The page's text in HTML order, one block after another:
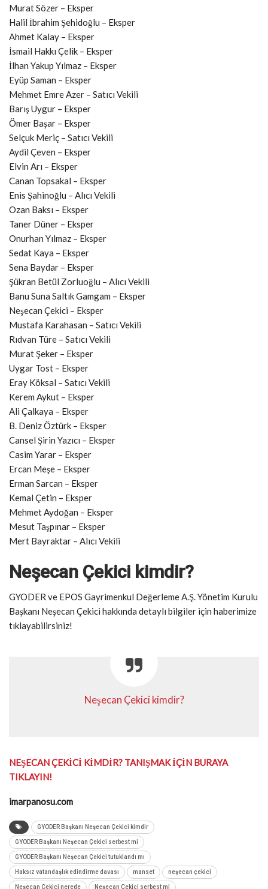
Murat Sözer – Eksper
Halil İbrahim Şehidoğlu – Eksper
Ahmet Kalay – Eksper
İsmail Hakkı Çelik – Eksper
İlhan Yakup Yılmaz – Eksper
Eyüp Saman – Eksper
Mehmet Emre Azer – Satıcı Vekili
Barış Uygur – Eksper
Ömer Başar – Eksper
Selçuk Meriç – Satıcı Vekili
Aydil Çeven – Eksper
Elvin Arı – Eksper
Canan Topsakal – Eksper
Enis Şahinoğlu – Alıcı Vekili
Ozan Baksı – Eksper
Taner Düner – Eksper
Onurhan Yılmaz – Eksper
Sedat Kaya – Eksper
Sena Baydar – Eksper
Şükran Betül Zorluoğlu – Alıcı Vekili
Banu Suna Saltık Gamgam – Eksper
Neşecan Çekici – Eksper
Mustafa Karahasan – Satıcı Vekili
Rıdvan Türe – Satıcı Vekili
Murat Şeker – Eksper
Uygar Tost – Eksper
Eray Köksal – Satıcı Vekili
Kerem Aykut – Eksper
Ali Çalkaya – Eksper
B. Deniz Öztürk – Eksper
Cansel Şirin Yazıcı – Eksper
Casim Yarar – Eksper
Ercan Meşe – Eksper
Erman Sarcan – Eksper
Kemal Çetin – Eksper
Mehmet Aydoğan – Eksper
Mesut Taşpınar – Eksper
Mert Bayraktar – Alıcı Vekili
Neşecan Çekici kimdir?
GYODER ve EPOS Gayrimenkul Değerleme A.Ş. Yönetim Kurulu
Başkanı Neşecan Çekici hakkında detaylı bilgiler için haberimize
tıklayabilirsiniz!
Neşecan Çekici kimdir?
NEŞECAN ÇEKİCİ KİMDİR? TANIŞMAK İÇİN BURAYA
TIKLAYIN!
imarpanosu.com
GYODER Başkanı Neşecan Çekici kimdir
GYODER Başkanı Neşecan Çekici serbest mi
GYODER Başkanı Neşecan Çekici tutuklandı mı
Haksız vatandaşlık edindirme davası manset neşecan çekici
Neşecan Çekici nerede Neşecan Çekici serbest mi